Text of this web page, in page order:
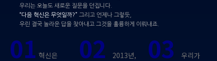
우리는 오늘도 새로운 질문을 던집니다.
“다음 혁신은 무엇일까?” 그리고 언제나 그렇듯,
우린 결국 놀라운 답을 찾아내고 그것을 훌륭하게 이뤄내죠.
01 혁신은
02
2013년,
03우리가